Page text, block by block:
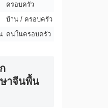
ครอบครัว
บ้าน / ครอบครัว
คนในครอบครัว
าจีนพื้น